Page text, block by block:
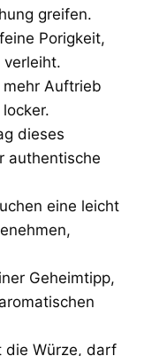
greifen.
Porigkeit,
Auftrieb
dieses
authentische
eine leicht
Geheimtipp,
die Würze, darf